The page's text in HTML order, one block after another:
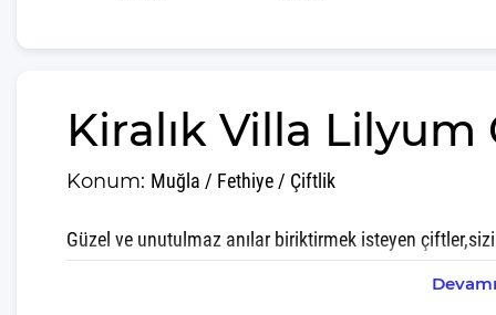
Kiralık Villa Lilyum
Konum: Muğla / Fethiye / Çiftlik
Güzel ve unutulmaz anılar biriktirmek isteyen
sevdiğiniz kişiye özel tasarlanmış bu villada,